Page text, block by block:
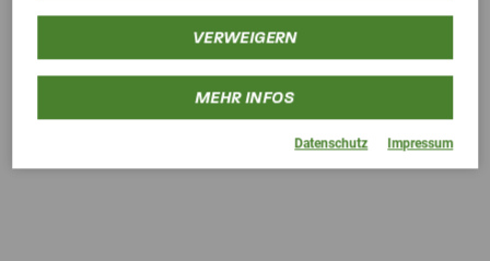
VERWEIGERN
MEHR INFOS
Datenschutz Impressum
24,99 €